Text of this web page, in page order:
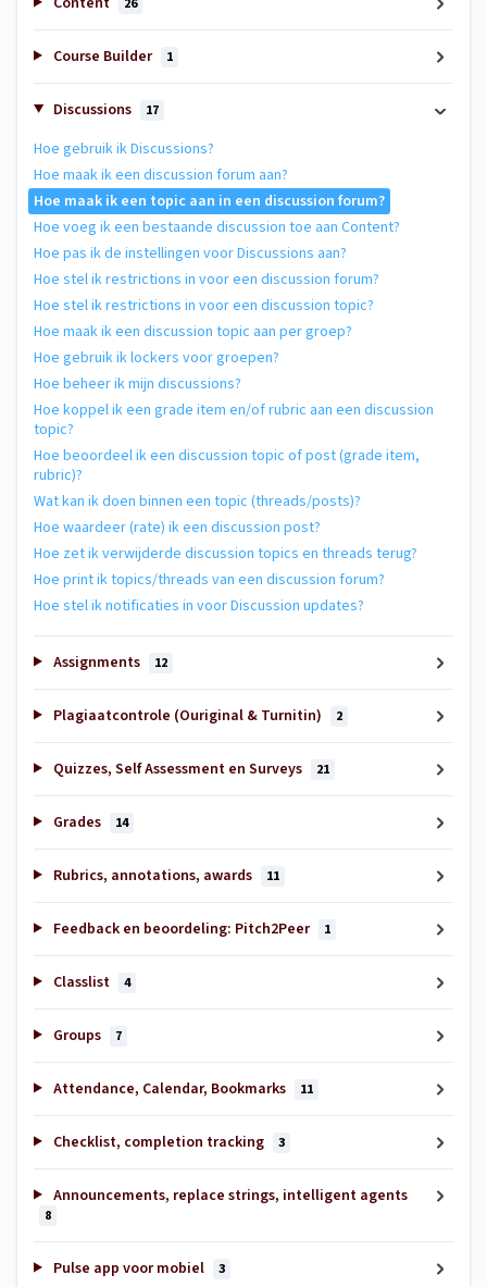
Course Builder 1
Discussions 17
Hoe gebruik ik Discussions?
Hoe maak ik een discussion forum aan?
Hoe maak ik een topic aan in een discussion forum?
Hoe voeg ik een bestaande discussion toe aan Content?
Hoe pas ik de instellingen voor Discussions aan?
Hoe stel ik restrictions in voor een discussion forum?
Hoe stel ik restrictions in voor een discussion topic?
Hoe maak ik een discussion topic aan per groep?
Hoe gebruik ik lockers voor groepen?
Hoe beheer ik mijn discussions?
Hoe koppel ik een grade item en/of rubric aan een discussion
topic?
Hoe beoordeel ik een discussion topic of post (grade item,
rubric)?
Wat kan ik doen binnen een topic (threads/posts)?
Hoe waardeer (rate) ik een discussion post?
Hoe zet ik verwijderde discussion topics en threads terug?
Hoe print ik topics/threads van een discussion forum?
Hoe stel ik notificaties in voor Discussion updates?
Assignments 12
Plagiaatcontrole (Ouriginal & Turnitin) 2
Quizzes, Self Assessment en Surveys 21
Grades 14
Rubrics, annotations, awards 11
Feedback en beoordeling: Pitch2Peer 1
Classlist 4
Groups 7
Attendance, Calendar, Bookmarks 11
Checklist, completion tracking 3
Announcements, replace strings, intelligent agents
8
Pulse app voor mobiel 3